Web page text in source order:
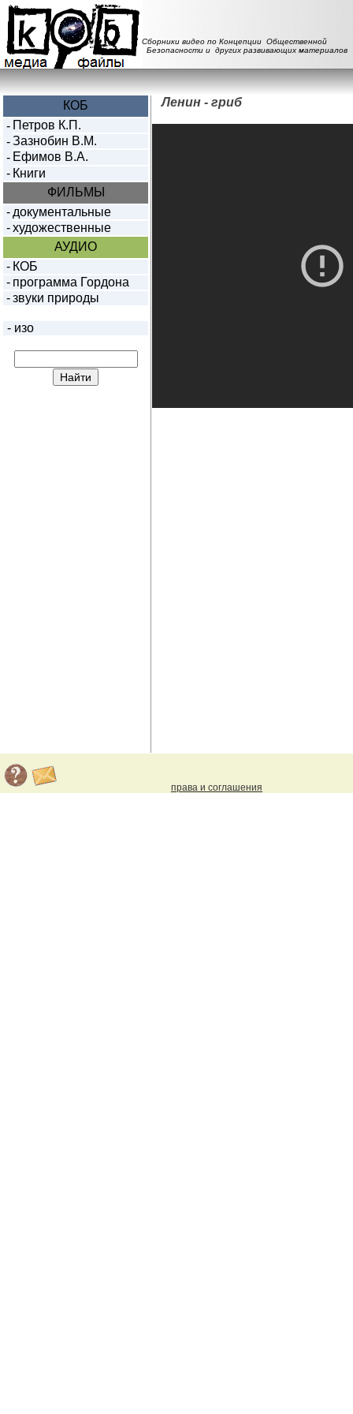
Сборники видео по Концепции Общественной
Безопасности и других развивающих материалов
КОБ
- Петров К.П.
- Зазнобин В.М.
- Ефимов В.А.
- Книги
ФИЛЬМЫ
- документальные
- художественные
АУДИО
- КОБ
- программа Гордона
- звуки природы
- изо
Ленин - гриб
права и соглашения